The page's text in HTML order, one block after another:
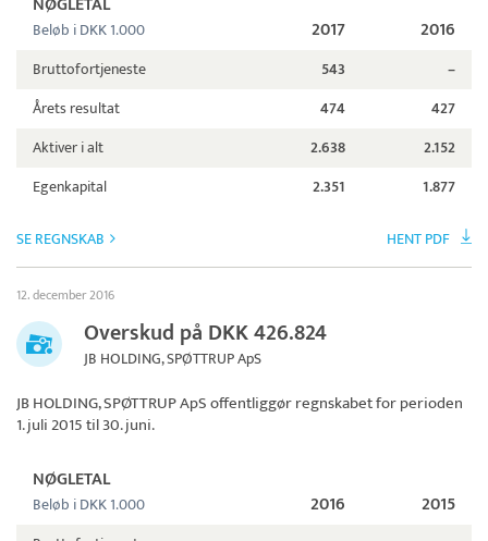
Beløb i DKK 1.000 2017 2016
Bruttofortjeneste 543
–
Årets resultat
474
427
Aktiver i alt
2.638
2.152
Egenkapital
2.351 1.877
SE REGNSKAB HENT PDF
12. december 2016
Overskud på DKK 426.824
JB HOLDING, SPØTTRUP ApS
JB HOLDING, SPØTTRUP ApSoffentliggør regnskabet for perioden
1. juli 2015 til 30. juni.
NØGLETAL
Beløb i DKK 1.000 2016 2015